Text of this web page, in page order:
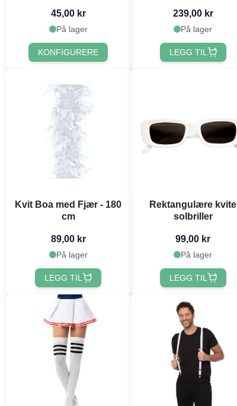
45,00 kr
På lager
KONFIGURERE
239,00 kr
På lager
LEGG TIL
Kvit Boa med Fjær - 180
cm
89,00 kr
På lager
LEGG TIL
Rektangulære kvite
solbriller
99,00 kr
På lager
LEGG TIL